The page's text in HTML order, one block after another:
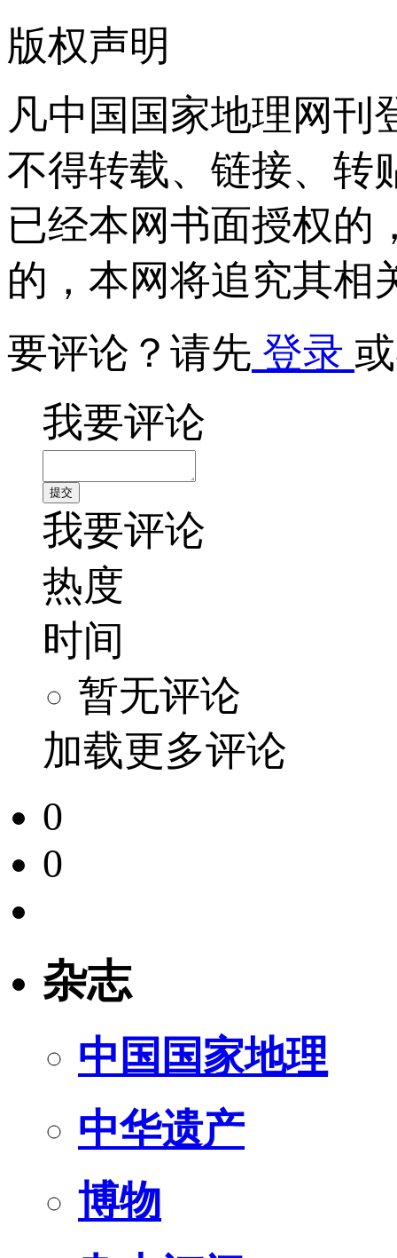
版权声明
凡中国国家地理网刊
不得转载、链接、转
已经本网书面授权的
的，本网将追究其相
要评论？请先 登录
我要评论
我要评论
热度
时间
暂无评论
加载更多评论
0
0
杂志
中国国家地理
中华遗产
博物